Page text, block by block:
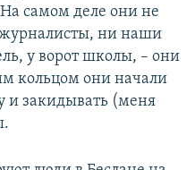
самом деле они не
ни наши
у ворот школы, – они
кольцом они начали
и закидывать (меня